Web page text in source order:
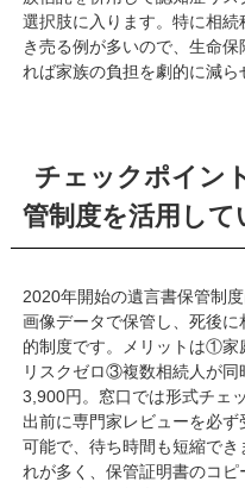
選択肢に入ります。特に相
き売る例が多いので、生命
れば家族の負担を劇的に減ら
チェックポイント④ 法務局の遺言書保
管制度を活用して
2020年開始の遺言書保管制
画像データで保管し、死後
的制度です。メリットは①
リスクゼロ③複数相続人が同
3,900円。窓口では形式チェ
出前に専門家レビューを必
可能で、待ち時間も短縮で
れが多く、保管証明書のコ